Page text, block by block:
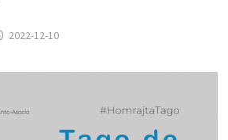
2022-12-10